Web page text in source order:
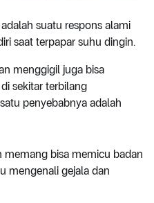
suatu respons alami
saat terpapar suhu dingin.
menggigil juga bisa
sekitar terbilang
penyebabnya adalah
memang bisa memicu badan
mengenali gejala dan